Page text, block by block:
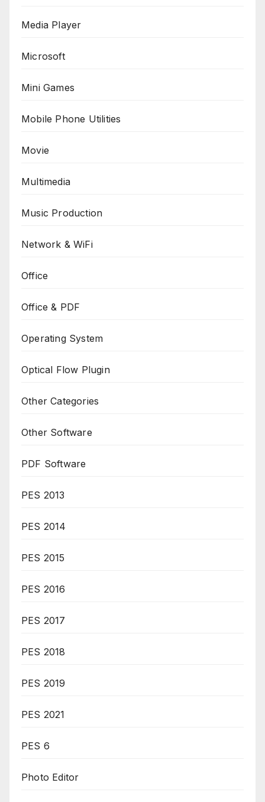
Media Player
Microsoft
Mini Games
Mobile Phone Utilities
Movie
Multimedia
Music Production
Network & WiFi
Office
Office & PDF
Operating System
Optical Flow Plugin
Other Categories
Other Software
PDF Software
PES 2013
PES 2014
PES 2015
PES 2016
PES 2017
PES 2018
PES 2019
PES 2021
PES 6
Photo Editor